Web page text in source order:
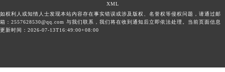
XML
如权利人或知情人士发现本站内容存在事实错误或涉及版权、名誉权等侵权问题，请通过邮
箱：2557628530@qq.com 与我们联系，我们将在收到通知后立即依法处理。当前页面信息
更新时间：2026-07-13T16:49:00+08:00